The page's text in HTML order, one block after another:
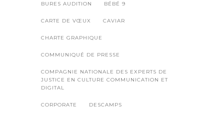
BURES AUDITION BÉBÉ 9
CARTE DE VŒUX CAVIAR
CHARTE GRAPHIQUE
COMMUNIQUÉ DE PRESSE
COMPAGNIE NATIONALE DES EXPERTS DE
JUSTICE EN CULTURE COMMUNICATION ET
DIGITAL
CORPORATE DESCAMPS